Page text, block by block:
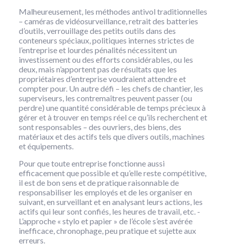
Malheureusement, les méthodes antivol traditionnelles
– caméras de vidéosurveillance, retrait des batteries
d’outils, verrouillage des petits outils dans des
conteneurs spéciaux, politiques internes strictes de
l’entreprise et lourdes pénalités nécessitent un
investissement ou des efforts considérables, ou les
deux, mais n’apportent pas de résultats que les
propriétaires d’entreprise voudraient attendre et
compter pour. Un autre défi – les chefs de chantier, les
superviseurs, les contremaîtres peuvent passer (ou
perdre) une quantité considérable de temps précieux à
gérer et à trouver en temps réel ce qu’ils recherchent et
sont responsables – des ouvriers, des biens, des
matériaux et des actifs tels que divers outils, machines
et équipements.
Pour que toute entreprise fonctionne aussi
efficacement que possible et qu’elle reste compétitive,
il est de bon sens et de pratique raisonnable de
responsabiliser les employés et de les organiser en
suivant, en surveillant et en analysant leurs actions, les
actifs qui leur sont confiés, les heures de travail, etc. -
L’approche « stylo et papier » de l’école s’est avérée
inefficace, chronophage, peu pratique et sujette aux
erreurs.